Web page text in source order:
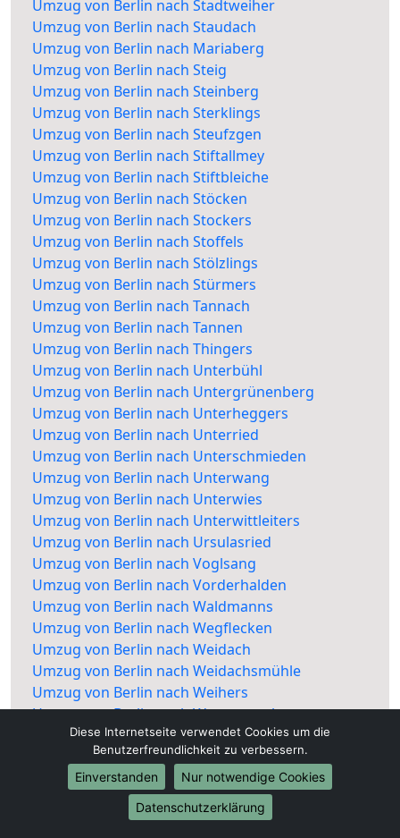
Umzug von Berlin nach Stadtweiher
Umzug von Berlin nach Staudach
Umzug von Berlin nach Mariaberg
Umzug von Berlin nach Steig
Umzug von Berlin nach Steinberg
Umzug von Berlin nach Sterklings
Umzug von Berlin nach Steufzgen
Umzug von Berlin nach Stiftallmey
Umzug von Berlin nach Stiftbleiche
Umzug von Berlin nach Stöcken
Umzug von Berlin nach Stockers
Umzug von Berlin nach Stoffels
Umzug von Berlin nach Stölzlings
Umzug von Berlin nach Stürmers
Umzug von Berlin nach Tannach
Umzug von Berlin nach Tannen
Umzug von Berlin nach Thingers
Umzug von Berlin nach Unterbühl
Umzug von Berlin nach Untergrünenberg
Umzug von Berlin nach Unterheggers
Umzug von Berlin nach Unterried
Umzug von Berlin nach Unterschmieden
Umzug von Berlin nach Unterwang
Umzug von Berlin nach Unterwies
Umzug von Berlin nach Unterwittleiters
Umzug von Berlin nach Ursulasried
Umzug von Berlin nach Voglsang
Umzug von Berlin nach Vorderhalden
Umzug von Berlin nach Waldmanns
Umzug von Berlin nach Wegflecken
Umzug von Berlin nach Weidach
Umzug von Berlin nach Weidachsmühle
Umzug von Berlin nach Weihers
Umzug von Berlin nach Wettmannsberg
Umzug von Berlin nach Wies
Umzug von Berlin nach Zollhaus
Umzug von Berlin nach Rottach
Diese Internetseite verwendet Cookies um die
Benutzerfreundlichkeit zu verbessern.
Einverstanden
Nur notwendige Cookies
Datenschutzerklärung